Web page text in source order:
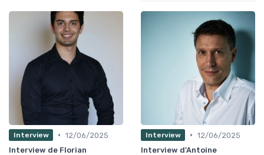
Interview • 12/06/2025
Interview de Florian
Interview • 12/06/2025
Interview d'Antoine